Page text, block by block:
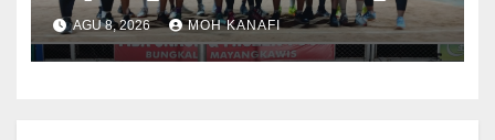
Tumplek Blek Saksikan Final
Voli, Kades 3 Periode Dipuji
Setinggi Langit
AGU 8, 2026 MOH KANAFI